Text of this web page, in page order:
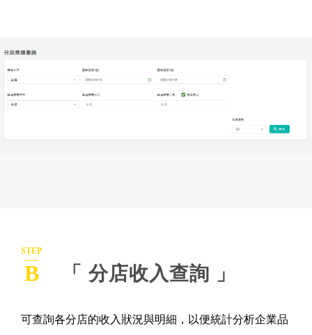
STEP
B 「 分店收入查詢 」
可查詢各分店的收入狀況與明細，以便統計分析企業品